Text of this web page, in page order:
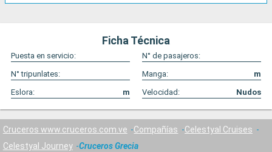
Ficha Técnica
Puesta en servicio:
N° de pasajeros:
N° tripunlates:
Manga:
m
Eslora:
m Velocidad: Nudos
Cruceros www.cruceros.com.ve Compañías
Celestyal Cruises
Celestyal Journey
Cruceros Grecia